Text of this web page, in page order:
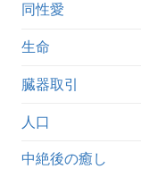
同性愛
生命
臓器取引
人口
中絶後の癒し